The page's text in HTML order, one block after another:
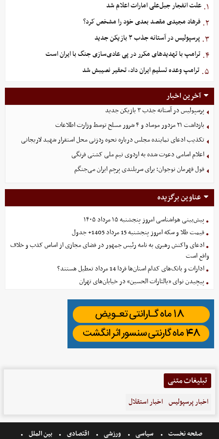
۱. علت انفجار جبل‌علی امارات اعلام شد
۲. فرهاد مجیدی مقصد بعدی خود را مشخص کرد؟
۳. پرسپولیس در آستانه جذب ۳ بازیکن جدید
۴. ترامپ با تهدیدهای مکرر در پی عادی‌سازی جنگ با ایران است
۵. ترامپ وعده تسلیم ایران داد، تحقیر نصیبش شد
آخرین اخبار
پرسپولیس در آستانه جذب ۳ بازیکن جدید
بازداشت ۲۱ مزدور موساد و ۴ شرور مسلح توسط وزارت اطلاعات
تکذیب ادعای نماینده مجلس درباره نحوه ردزنی محل استقرار شهید لاریجانی
اعلام اسامی دعوت شده به اردوی تیم ملی کشتی فرنگی
قول قهرمان نوجوان؛ برای سربلندی پرچم ایران می‌جنگم
عناوین برگزیده
پیش‌بینی هواشناسی امروز پنجشنبه ۱۵ مرداد ۱۴۰۵
قیمت طلا و سکه امروز پنجشنبه 15 مرداد 1405+ جدول
ادعای واکنش رهبری به نامه رئیس جمهور در فضای مجازی از اساس کذب و خلاف
واقع است
ادارات و بانک‌های کدام استان‌ها فردا 14 مرداد تعطیل هستند؟
پیچیدن نوای «یالثارات الحسین» در خیابان‌های تهران
تبلیغات متنی
اخبار پرسپولیس اخبار استقلال
صفحه نخست سیاسی ورزشی اقتصادی بین الملل